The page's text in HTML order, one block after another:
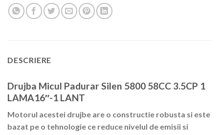
DESCRIERE
Drujba Micul Padurar Silen 5800 58CC 3.5CP 1
LAMA16″-1 LANT
Motorul acestei drujbe are o constructie robusta si este
bazat pe o tehnologie ce reduce nivelul de emisii si